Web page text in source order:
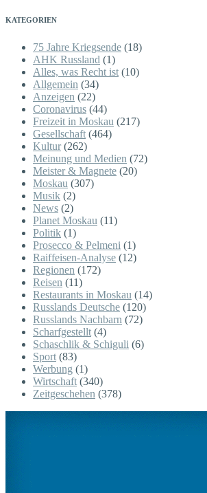
KATEGORIEN
75 Jahre Kriegsende (18)
AHK Russland (1)
Alles, was Recht ist (10)
Allgemein (34)
Anzeigen (22)
Coronavirus (44)
Freizeit in Moskau (217)
Gesellschaft (464)
Kultur(262)
Meinung und Medien (72)
Meister & Magnete (20)
Moskau (307)
Musik (2)
News (2)
Planet Moskau (11)
Politik (1)
Prosecco & Pelmeni (1)
Raiffeisen-Analyse (12)
Regionen (172)
Reisen (11)
Restaurants in Moskau (14)
Russlands Deutsche (120)
Russlands Nachbarn (72)
Scharfgestellt (4)
Schaschlik & Schiguli (6)
Sport (83)
Werbung (1)
Wirtschaft (340)
Zeitgeschehen (378)